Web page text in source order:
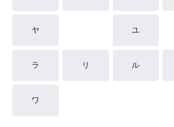
ヤ ユ
ラ リ ル
ワ